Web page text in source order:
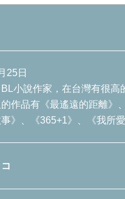
25日
小說作家，在台灣有很高
作品有《最遙遠的距離》
事》、《365+1》、《我所